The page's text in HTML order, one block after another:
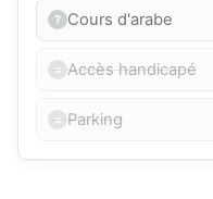
Cours d'arabe
Accès handicapé
Parking